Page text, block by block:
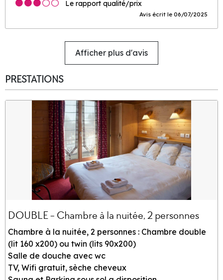
Le rapport qualité/prix
Avis écrit le 06/07/2025
Afficher plus d'avis
PRESTATIONS
DOUBLE - Chambre à la nuitée, 2 personnes
Chambre à la nuitée, 2 personnes : Chambre double
(lit 160 x200) ou twin (lits 90x200)
Salle de douche avec wc
TV, Wifi gratuit, sèche cheveux